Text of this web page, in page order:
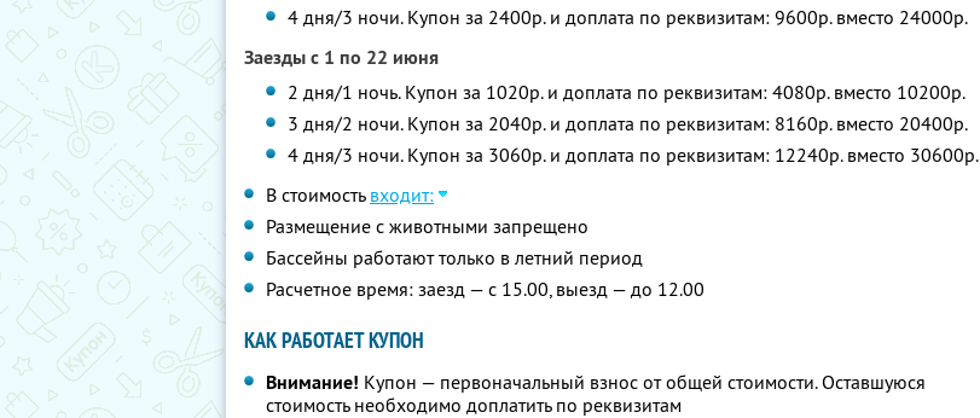
4 дня/3 ночи. Купон за 2400р. и доплата по реквизитам: 9600р. вместо 24000р.
Заезды с 1 по 22 июня
2 дня/1 ночь. Купон за 1020р. и доплата по реквизитам: 4080р. вместо 10200р.
3 дня/2 ночи. Купон за 2040р. и доплата по реквизитам: 8160р. вместо 20400р.
4 дня/3 ночи. Купон за 3060р. и доплата по реквизитам: 12240р. вместо 30600р.
В стоимость входит:
Размещение с животными запрещено
Бассейны работают только в летний период
Расчетное время: заезд — с 15.00, выезд — до 12.00
КАК РАБОТАЕТ КУПОН
Внимание! Купон — первоначальный взнос от общей стоимости. Оставшуюся
стоимость необходимо доплатить по реквизитам